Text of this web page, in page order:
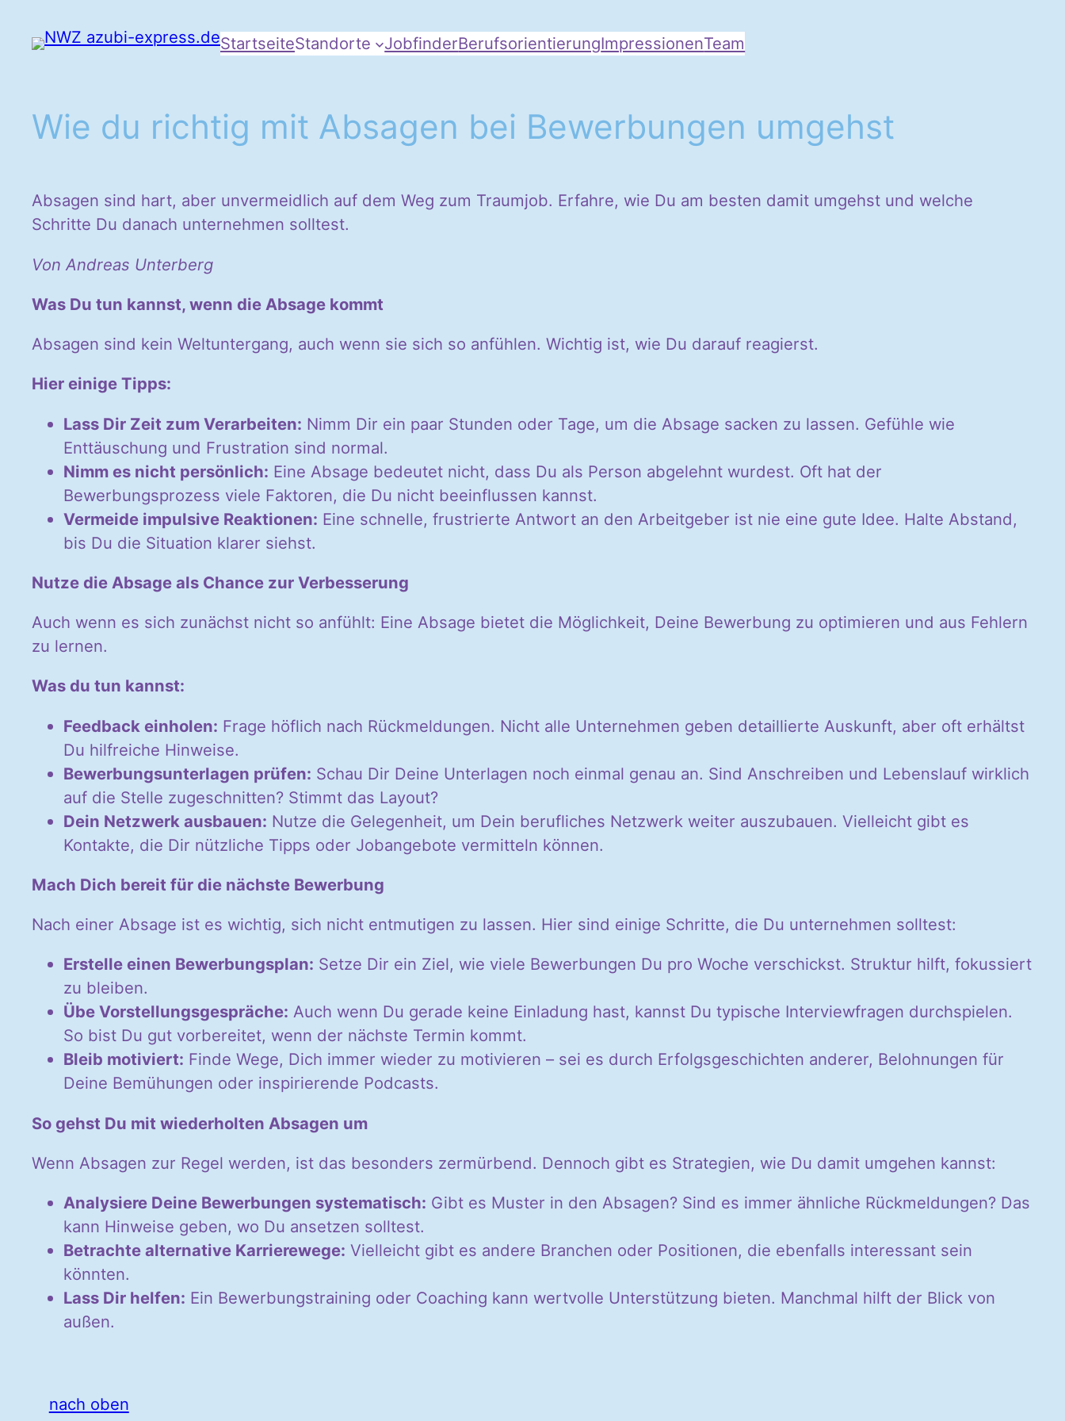
StartseiteStandorte JobfinderBerufsorientierungImpressionenTeam
Wie du richtig mit Absagen bei Bewerbungen umgehst
Absagen sind hart, aber unvermeidlich auf dem Weg zum Traumjob. Erfahre, wie Du am besten damit umgehst und welche
Schritte Du danach unternehmen solltest.
Von Andreas Unterberg
Was Du tun kannst, wenn die Absage kommt
Absagen sind kein Weltuntergang, auch wenn sie sich so anfühlen. Wichtig ist, wie Du darauf reagierst.
Hier einige Tipps:
Lass Dir Zeit zum Verarbeiten: Nimm Dir ein paar Stunden oder Tage, um die Absage sacken zu lassen. Gefühle wie
Enttäuschung und Frustration sind normal.
Nimm es nicht persönlich: Eine Absage bedeutet nicht, dass Du als Person abgelehnt wurdest. Oft hat der
Bewerbungsprozess viele Faktoren, die Du nicht beeinflussen kannst.
Vermeide impulsive Reaktionen: Eine schnelle, frustrierte Antwort an den Arbeitgeber ist nie eine gute Idee. Halte Abstand,
bis Du die Situation klarer siehst.
Nutze die Absage als Chance zur Verbesserung
Auch wenn es sich zunächst nicht so anfühlt: Eine Absage bietet die Möglichkeit, Deine Bewerbung zu optimieren und aus Fehlern
zu lernen.
Was du tun kannst:
Feedback einholen: Frage höflich nach Rückmeldungen. Nicht alle Unternehmen geben detaillierte Auskunft, aber oft erhältst
Du hilfreiche Hinweise.
Bewerbungsunterlagen prüfen: Schau Dir Deine Unterlagen noch einmal genau an. Sind Anschreiben und Lebenslauf wirklich
auf die Stelle zugeschnitten? Stimmt das Layout?
Dein Netzwerk ausbauen: Nutze die Gelegenheit, um Dein berufliches Netzwerk weiter auszubauen. Vielleicht gibt es
Kontakte, die Dir nützliche Tipps oder Jobangebote vermitteln können.
Mach Dich bereit für die nächste Bewerbung
Nach einer Absage ist es wichtig, sich nicht entmutigen zu lassen. Hier sind einige Schritte, die Du unternehmen solltest:
Erstelle einen Bewerbungsplan: Setze Dir ein Ziel, wie viele Bewerbungen Du pro Woche verschickst. Struktur hilft, fokussiert
zu bleiben.
Übe Vorstellungsgespräche: Auch wenn Du gerade keine Einladung hast, kannst Du typische Interviewfragen durchspielen.
So bist Du gut vorbereitet, wenn der nächste Termin kommt.
Bleib motiviert: Finde Wege, Dich immer wieder zu motivieren – sei es durch Erfolgsgeschichten anderer, Belohnungen für
Deine Bemühungen oder inspirierende Podcasts.
So gehst Du mit wiederholten Absagen um
Wenn Absagen zur Regel werden, ist das besonders zermürbend. Dennoch gibt es Strategien, wie Du damit umgehen kannst:
Analysiere Deine Bewerbungen systematisch: Gibt es Muster in den Absagen? Sind es immer ähnliche Rückmeldungen? Das
kann Hinweise geben, wo Du ansetzen solltest.
Betrachte alternative Karrierewege: Vielleicht gibt es andere Branchen oder Positionen, die ebenfalls interessant sein
könnten.
Lass Dir helfen: Ein Bewerbungstraining oder Coaching kann wertvolle Unterstützung bieten. Manchmal hilft der Blick von
außen.
nach oben